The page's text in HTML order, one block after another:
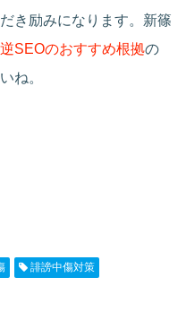
き励みになります。新篠
逆SEOのおすすめ根拠の
ね。
誹謗中傷対策